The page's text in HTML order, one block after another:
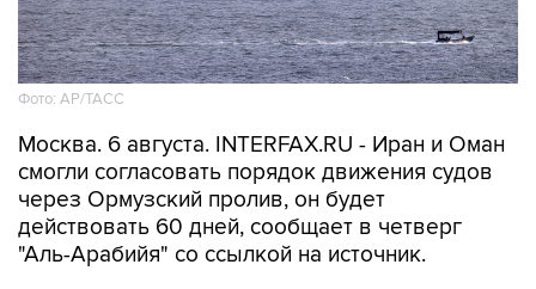
Фото: AP/ТАСС
Москва. 6 августа. INTERFAX.RU - Иран и Оман
смогли согласовать порядок движения судов
через Ормузский пролив, он будет
действовать 60 дней, сообщает в четверг
"Аль-Арабийя" со ссылкой на источник.